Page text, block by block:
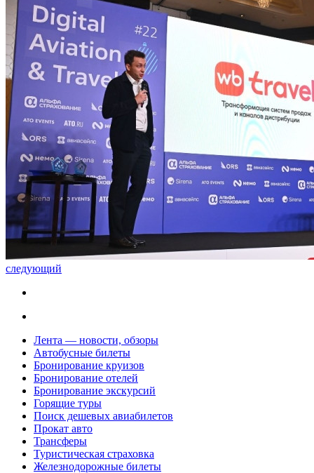
следующий
Лента — новости, обзоры
Автобусные билеты
Бронирование круизов
Бронирование отелей
Бронирование экскурсий
Горящие туры
Поиск дешевых авиабилетов
Прокат авто
Трансферы
Туристическая страховка
Железнодорожные билеты